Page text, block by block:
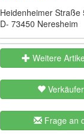
Heidenheimer Straße
D- 73450 Neresheim
Weitere
Frage an